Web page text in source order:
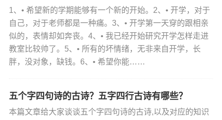
1、• 希望新的学期能够有一个新的开始。2、• 开学，对于
自己，对于老师都是一种痛。3、• 开学第一天穿的跟相亲
似的，表情却如奔丧。4、• 我已经开始研究开学怎样走进
教室比较帅了。5、• 所有的坏情绪，无非来自开学，长
胖，没对象，缺钱。6、• 希望你能……
五个字四句诗的古诗？五字四行古诗有哪些？
本篇文章给大家谈谈五个字四句诗的古诗,以及对应的知识